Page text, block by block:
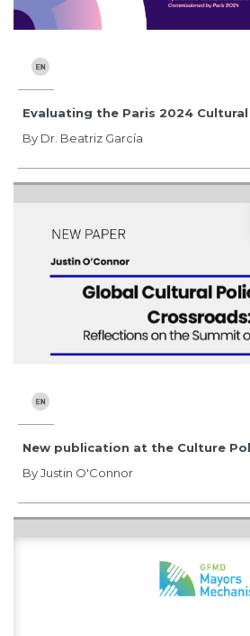
Evaluating the Paris 2024
By Dr. Beatriz García
New publication at the Culture
By Justin O'Connor